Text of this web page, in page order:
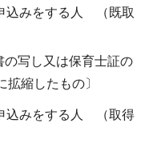
込みをする人 （既取
の写し又は保育士証の
拡縮したもの〕
込みをする人 （取得